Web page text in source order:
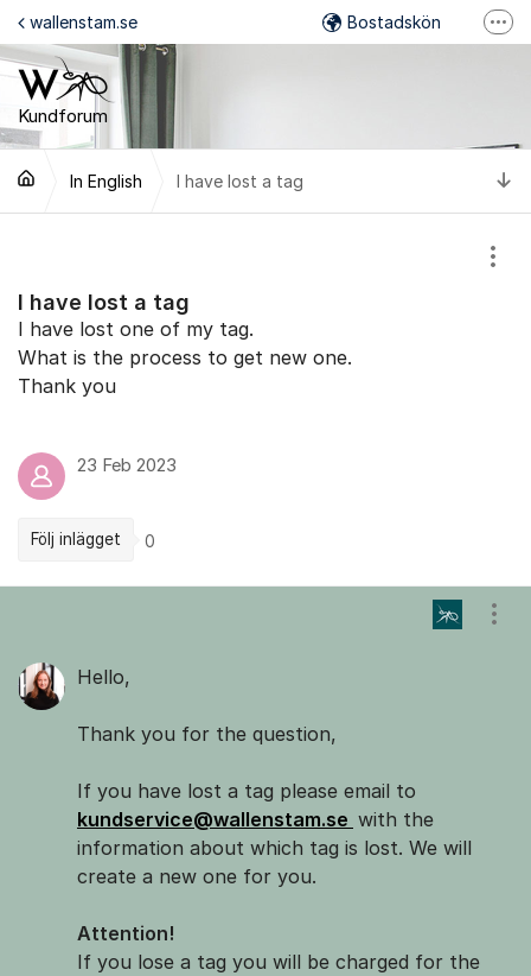
Hoppa till innehåll
Kundforum
wallenstam.se Bostadskön
Wallenstam på Facebook
In English I have lost a tag
I have lost a tag
I have lost one of my tag.
What is the process to get new one.
Thank you
23 Feb 2023
Följ inlägget 0
Hello,
Thank you for the question,
If you have lost a tag please email to
kundservice@wallenstam.se with the
information about which tag is lost. We will
create a new one for you.
Attention!
If you lose a tag you will be charged for the